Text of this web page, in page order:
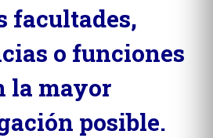
facultades,
o funciones
la mayor
posible.